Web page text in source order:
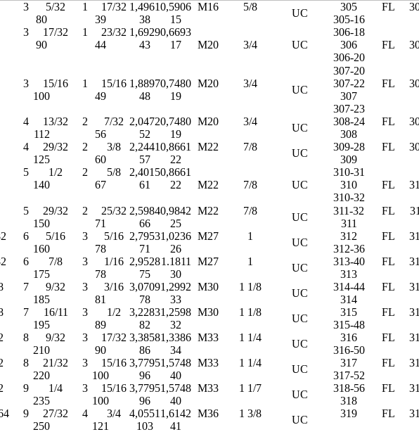
3 5/32 1 17/32 1,49610,5906 Μ16 5/8
UC
305 FL
80 39 38 15 305-16
3 17/32 1 23/32 1,69290,6693
UC
306-18
90 44 43 17 Μ20 3/4 306 FL
306-20
UC
307-20
3 15/16 1 15/16 1,88970,7480 Μ20 3/4 307-22 FL
100 49 48 19
307
307-23
4 13/32 2 7/32 2,04720,7480 Μ20 3/4
UC
308-24 FL
112 56 52 19
308
4 29/32 2 3/8 2,24410,8661 Μ22 7/8
UC
309-28 FL
125 60 57 22 309
5 1/2 2 5/8 2,40150,8661
UC
310-31
140 67 61 22 Μ22 7/8 310 FL
310-32
5 29/32 2 25/32 2,59840,9842 Μ22 7/8
UC
311-32 FL
150 71 66 25
311
6 5/16 3 5/16 2,79531,0236 Μ27 1
UC
312 FL
160 78 71 26
312-36
6 7/8 3 1/16 2,95281.1811 Μ27 1
UC
313-40 FL
175 78 75 30
313
7 9/32 3 3/16 3,07091,2992 Μ30 1 1/8
UC
314-44 FL
185 81 78 33
314
7 16/11 3 1/2 3,22831,2598 Μ30 1 1/8
UC
315 FL
195 89 82 32
315-48
8 9/32 3 17/32 3,38581,3386 Μ33 1 1/4
UC
316 FL
210 90 86 34
316-50
8 21/32 3 15/16 3,77951,5748 Μ33 1 1/4
UC
317 FL
220 100 96 40
317-52
9 1/4 3 15/16 3,77951,5748 Μ33 1 1/7
UC
318-56 FL
235 100 96 40
318
9 27/32 4 3/4 4,05511,6142 Μ36 1 3/8
UC
319 FL
250 121 103 41